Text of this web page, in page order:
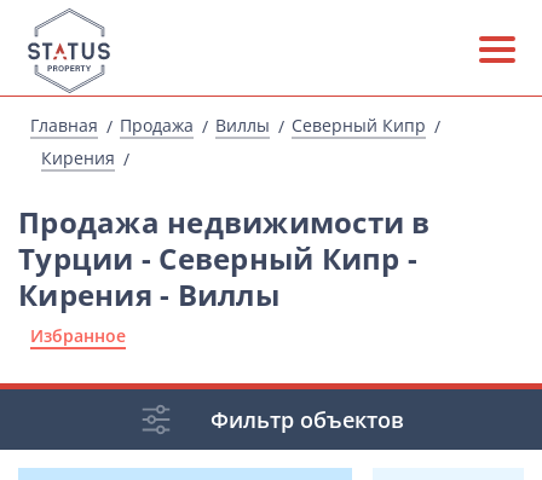
Главная Продажа Виллы
Северный Кипр
Кирения
Продажа недвижимости в
Турции - Северный Кипр -
Кирения - Виллы
Избранное
Фильтр объектов